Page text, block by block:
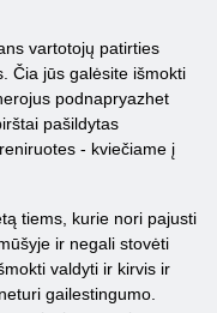
vartotojų patirties
Čia jūs galėsite išmokti
podnapryazhet
pašildytas
- kviečiame į
tiems, kurie nori pajusti
ir negali stovėti
valdyti ir kirvis ir
gailestingumo.